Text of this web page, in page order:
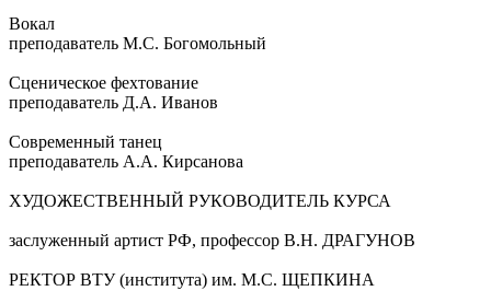
Вокал
преподаватель М.С. Богомольный
Сценическое фехтование
преподаватель Д.А. Иванов
Современный танец
преподаватель А.А. Кирсанова
ХУДОЖЕСТВЕННЫЙ РУКОВОДИТЕЛЬ КУРСА
заслуженный артист РФ, профессор В.Н. ДРАГУНОВ
РЕКТОР ВТУ (института) им. М.С. ЩЕПКИНА